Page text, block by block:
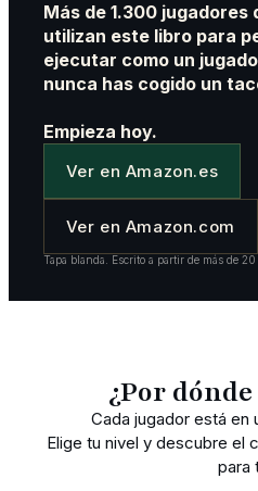
Más de 1.300 jugadores
utilizan este libro para
ejecutar como un
nunca has cogido un
Empieza hoy.
Ver en Amazon.es
Ver en Amazon.com
Tapa blanda. Escrito a partir de más de
¿Por
Cada jugador está en
Elige tu nivel y descubre el
para